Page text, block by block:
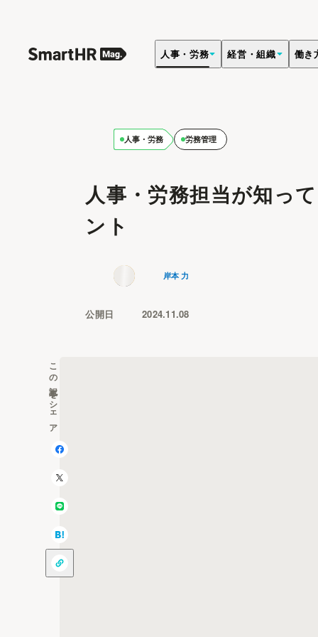
人事・労務 経営・組織 働き
人事・労務 労務管理
人事・労務担当が知っ
ント
岸本 力
公開日 2024.11.08
この記事をシェア